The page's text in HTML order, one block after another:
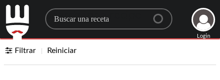
Search for a recipe
Login
Filtrar Reiniciar